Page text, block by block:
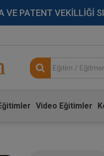
VE PATENT VEKİLLİĞİ
Video Eğitimler